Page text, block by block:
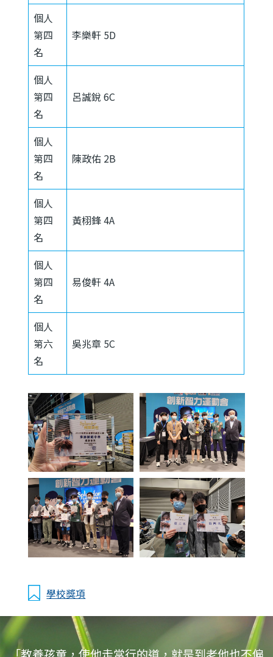
個人
第四
名
李樂軒 5D
個人
第四
名
呂誠銳 6C
個人
第四
名
陳政佑 2B
個人
第四
名
黃栩鋒 4A
個人
第四
名
易俊軒 4A
個人
第六
名
吳兆章 5C
學校獎項
「教養孩童，使他走當行的道，就是到老他也不偏